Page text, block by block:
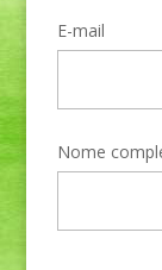
E-mail
Nome